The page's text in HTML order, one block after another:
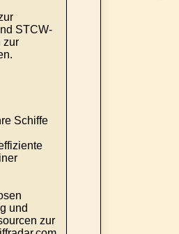
STCW-
zur
Schiffe
und
zur